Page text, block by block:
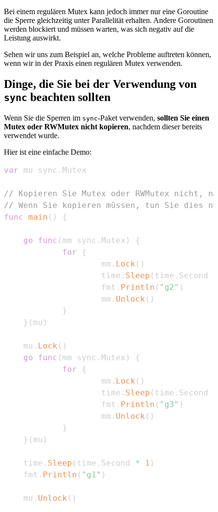
Bei einem regulären Mutex kann jedoch immer nur eine Goroutine
die Sperre gleichzeitig unter Parallelität erhalten. Andere Goroutinen
werden blockiert und müssen warten, was sich negativ auf die
Leistung auswirkt.
Sehen wir uns zum Beispiel an, welche Probleme auftreten können,
wenn wir in der Praxis einen regulären Mutex verwenden.
Dinge, die Sie bei der Verwendung von
sync beachten sollten
Wenn Sie die Sperren im sync-Paket verwenden, sollten Sie einen
Mutex oder RWMutex nicht kopieren, nachdem dieser bereits
verwendet wurde.
Hier ist eine einfache Demo:
var mu sync .
// Kopieren Sie Mutex oder RWMutex nicht,
// Wenn Sie kopieren müssen, tun Sie dies
func main ( ) {
go func ( mm sync . Mutex )
{
for
{
                    mm
. Lock ( )
                    time
. Sleep ( time . Second *
                    fmt
. Println ( "g2" )
                    mm
. Unlock ( )
}
} ( mu )
    mu
. Lock ( )
go
func ( mm sync . Mutex )
{
for
{
                    mm
. Lock ( )
                    time
. Sleep ( time . Second *
                    fmt
. Println ( "g3" )
                    mm
. Unlock ( )
}
} ( mu )
    time
. Sleep ( time . Second * 1 )
    fmt
. Println ( "g1" )
    mu
. Unlock ( )